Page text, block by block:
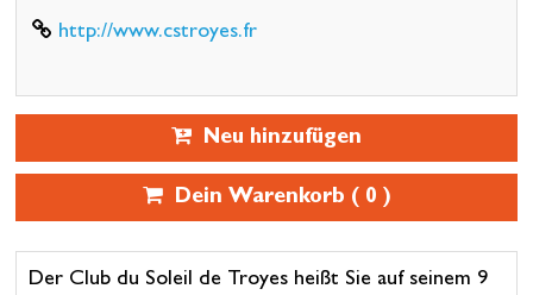
http://www.cstroyes.fr
Neu hinzufügen
Dein Warenkorb ( 0 )
Der Club du Soleil de Troyes heißt Sie auf seinem 9